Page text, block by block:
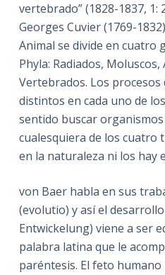
vertebrado” (1828-1837, 1:
Georges Cuvier (1769-
Animal se divide en cuatro
Phyla: Radiados,
Vertebrados. Los
distintos en cada uno de
sentido buscar
cualesquiera de los cuatro
en la naturaleza ni los hay
von Baer habla en sus
(evolutio) y así el
Entwickelung) viene a ser
palabra latina que le
paréntesis. El feto